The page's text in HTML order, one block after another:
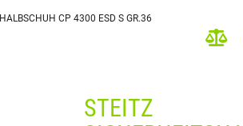
CP 4300 ESD S GR.36
STEITZ